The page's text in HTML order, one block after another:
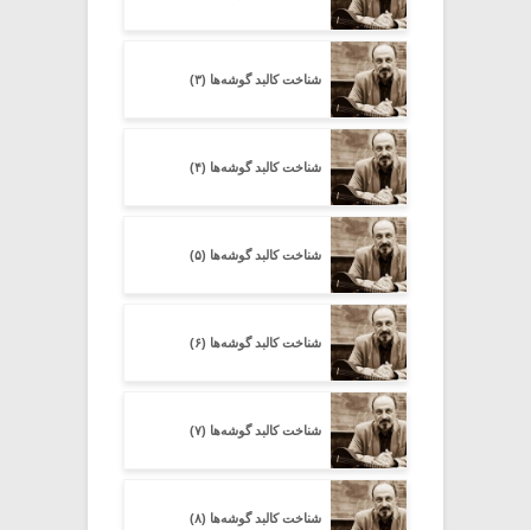
شناخت کالبد گوشه‌ها (۳)
شناخت کالبد گوشه‌ها (۴)
شناخت کالبد گوشه‌ها (۵)
شناخت کالبد گوشه‌ها (۶)
شناخت کالبد گوشه‌ها (۷)
شناخت کالبد گوشه‌ها (۸)